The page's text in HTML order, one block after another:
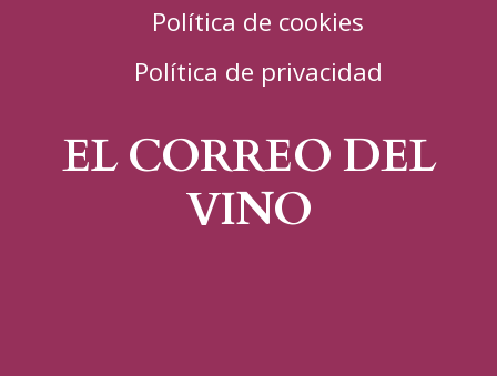
Política de cookies
Política de privacidad
EL CORREO DEL
VINO